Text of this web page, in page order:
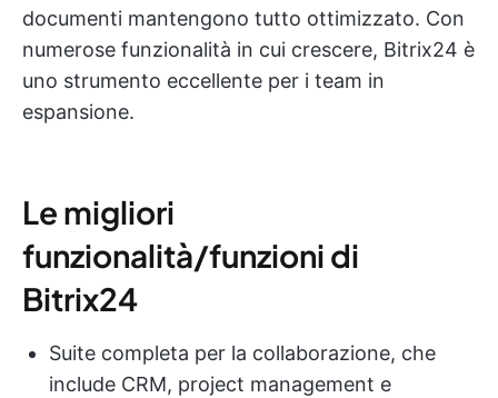
documenti mantengono tutto ottimizzato. Con
numerose funzionalità in cui crescere, Bitrix24 è
uno strumento eccellente per i team in
espansione.
Le migliori
funzionalità/funzioni di
Bitrix24
Suite completa per la collaborazione, che
include CRM, project management e